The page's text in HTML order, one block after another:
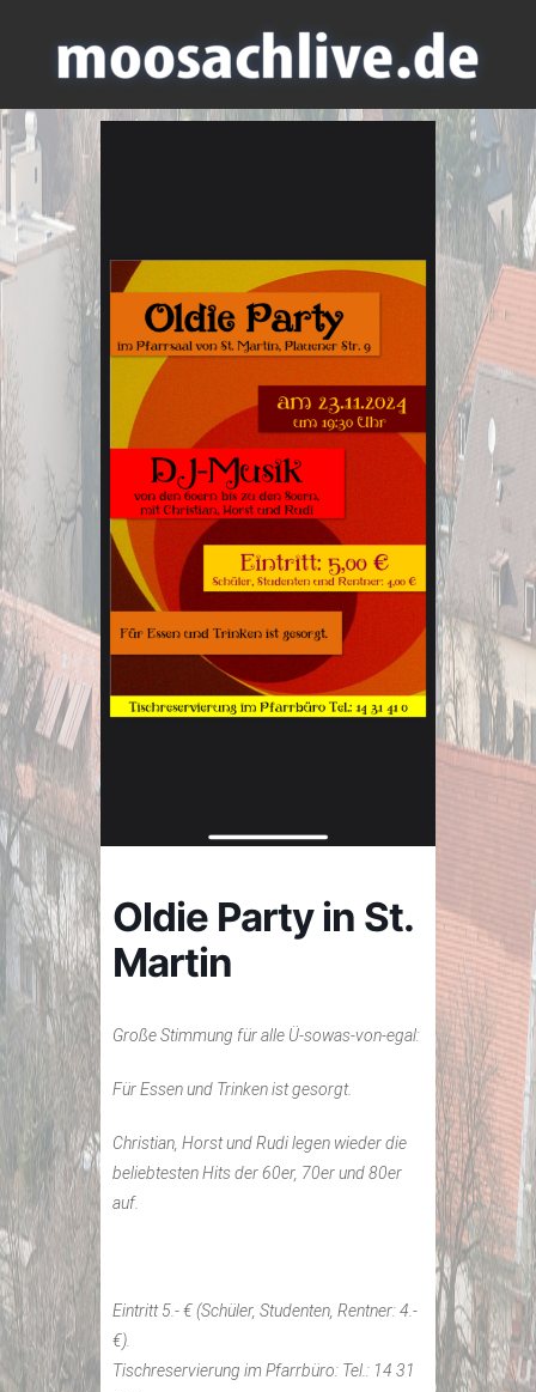
Oldie Party in St.
Martin
Große Stimmung für alle Ü-sowas-von-egal:
Für Essen und Trinken ist gesorgt.
Christian, Horst und Rudi legen wieder die
beliebtesten Hits der 60er, 70er und 80er
auf.
Eintritt 5.- € (Schüler, Studenten, Rentner: 4.-
€).
Tischreservierung im Pfarrbüro: Tel.: 14 31